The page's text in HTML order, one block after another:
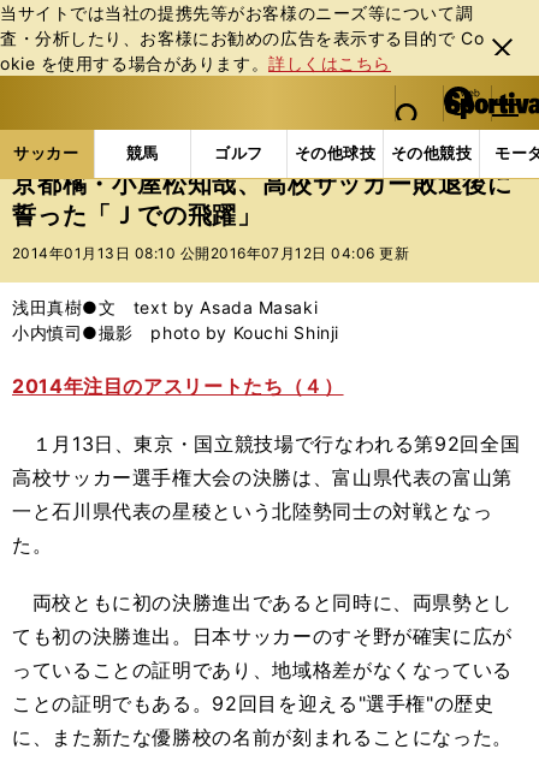
当サイトでは当社の提携先等がお客様のニーズ等について調
査・分析したり、お客様にお勧めの広告を表⽰する⽬的で Co
okie を使⽤する場合があります。詳しくはこちら
閉じ
る
web Sportiva (webスポルティーバ)
検索
マイペ
ー
ジ
メニュ
サッカー 競馬 ゴルフ その他球技 その他競技 モー
ス
ポ
ル
バ
サッカーの記事一覧 Jリーグ他 高校・ユース 京
京都橘・小屋松知哉、高校サッカー敗退後に
誓った「Ｊでの飛躍」
2014年01月13日 08:10 公開 2016年07月12日 04:06 更新
浅田真樹●文 text by Asada Masaki
小内慎司●撮影 photo by Kouchi Shinji
2014年注目のアスリートたち（４）
１月13日、東京・国立競技場で行なわれる第92回全国
高校サッカー選手権大会の決勝は、富山県代表の富山第
一と石川県代表の星稜という北陸勢同士の対戦となっ
た。
両校ともに初の決勝進出であると同時に、両県勢とし
ても初の決勝進出。日本サッカーのすそ野が確実に広が
っていることの証明であり、地域格差がなくなっている
ことの証明でもある。92回目を迎える"選手権"の歴史
に、また新たな優勝校の名前が刻まれることになった。